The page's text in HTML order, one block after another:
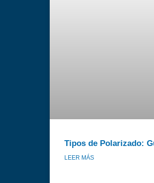
Tipos de Polarizado:
LEER MÁS